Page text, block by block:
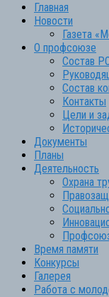
Главная
Новости
Газета
О профсоюзе
Состав
Состав
Контакты
Цели и
Документы
Планы
Деятельность
Охрана
Время памяти
Конкурсы
Галерея
Работа с